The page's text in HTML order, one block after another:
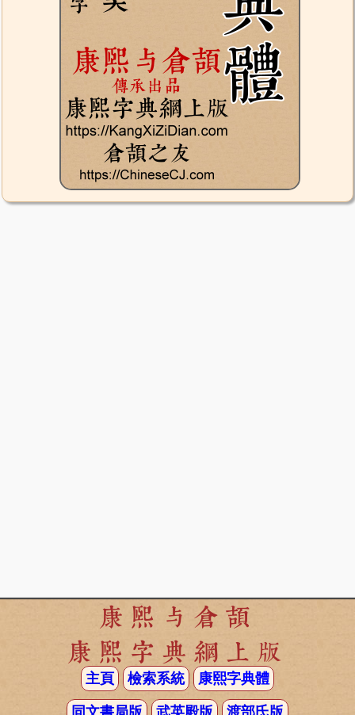
康熙与倉頡
康熙字典網上版
主頁 檢索系統 康熙字典體
同文書局版 武英殿版 渡部氏版